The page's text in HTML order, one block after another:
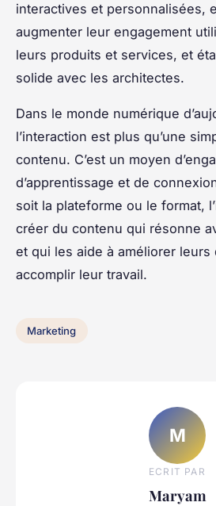
interactives et personnalisées,
augmenter leur engagement
leurs produits et services, et
solide avec les architectes.
Dans le monde numérique
l’interaction est plus qu’une
contenu. C’est un moyen
d’apprentissage et de
soit la plateforme ou le format,
créer du contenu qui résonne
et qui les aide à améliorer leurs
accomplir leur travail.
Marketing
M
ECRIT PAR
Maryam